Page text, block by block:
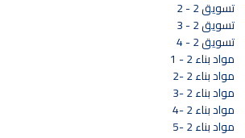
تسويق 2 - 2
تسويق 2 - 3
تسويق 2 - 4
مواد بناء 2 - 1
مواد بناء 2 -2
مواد بناء 2 -3
مواد بناء 2 -4
مواد بناء 2 -5